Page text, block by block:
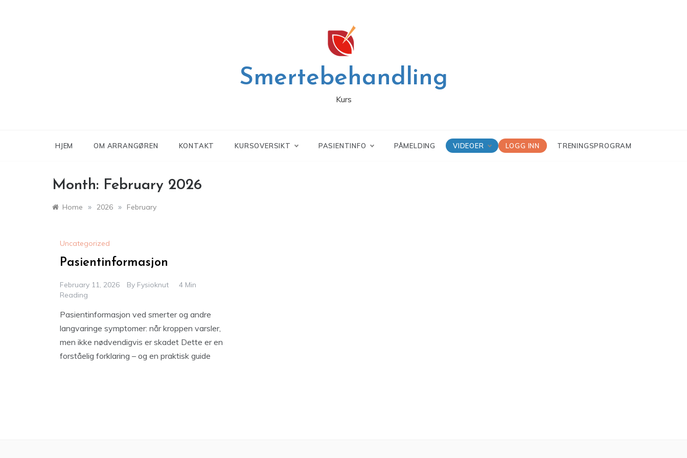
Smertebehandling
Kurs
HJEM OM ARRANGØREN KONTAKT KURSOVERSIKT PASIENTINFO PÅMELDING VIDEOER LOGG INN TRENINGSPROGRAM
Month: February 2026
Home » 2026 » February
Uncategorized
Pasientinformasjon
February 11, 2026 By Fysioknut
4 Min
Reading
Pasientinformasjon ved smerter og andre
langvaringe symptomer: når kroppen varsler,
men ikke nødvendigvis er skadet Dette er en
forståelig forklaring – og en praktisk guide